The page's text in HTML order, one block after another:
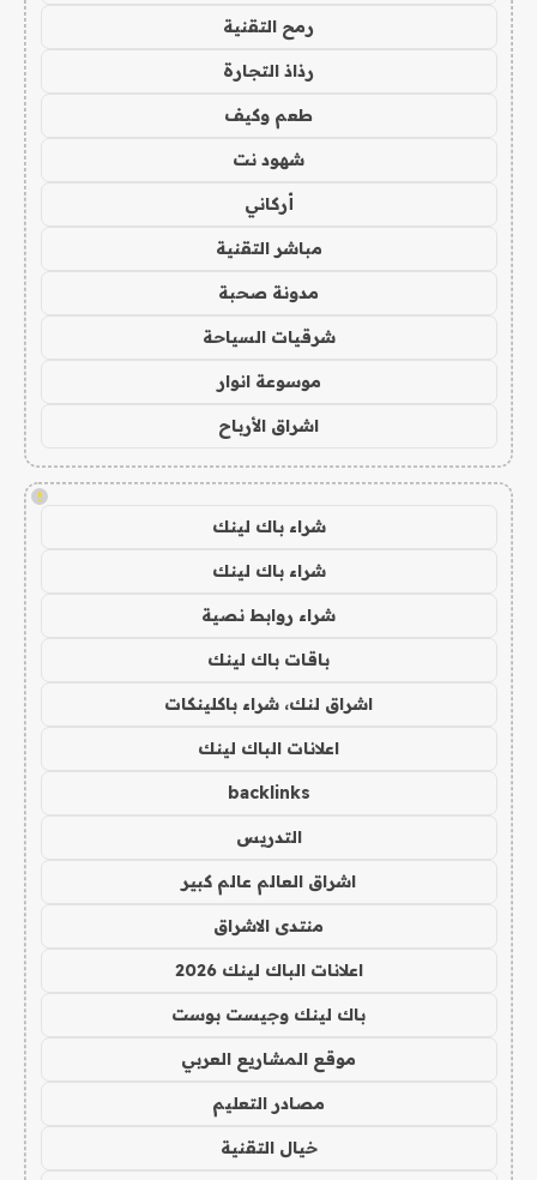
رمح التقنية
رذاذ التجارة
طعم وكيف
شهود نت
أركاني
مباشر التقنية
مدونة صحبة
شرقيات السياحة
موسوعة انوار
اشراق الأرباح
!
شراء باك لينك
شراء باك لينك
شراء روابط نصية
باقات باك لينك
اشراق لنك، شراء باكلينكات
اعلانات الباك لينك
backlinks
التدريس
اشراق العالم عالم كبير
منتدى الاشراق
اعلانات الباك لينك 2026
باك لينك وجيست بوست
موقع المشاريع العربي
مصادر التعليم
خيال التقنية